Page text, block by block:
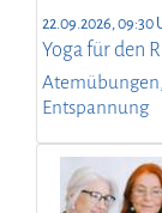
22.09.2026, 09:30
Yoga für den
Entspannung